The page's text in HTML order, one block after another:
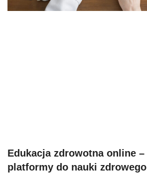
Edukacja zdrowotna online
platformy do nauki